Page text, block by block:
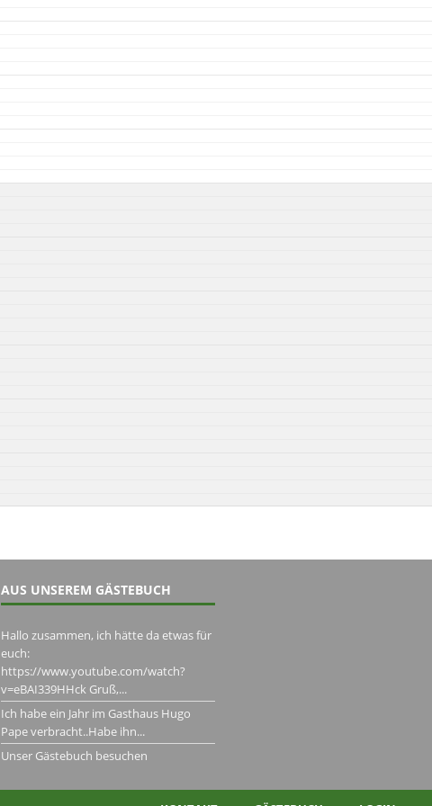
AUS UNSEREM GÄSTEBUCH
Hallo zusammen, ich hätte da etwas für
euch:
https://www.youtube.com/watch?
v=eBAI339HHck Gruß,...
Ich habe ein Jahr im Gasthaus Hugo
Pape verbracht..Habe ihn...
Unser Gästebuch besuchen